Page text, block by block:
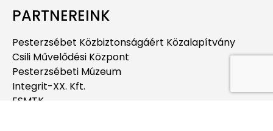
PARTNEREINK
Pesterzsébet Közbiztonságáért Közalapítvány
Csili Művelődési Központ
Pesterzsébeti Múzeum
Integrit-XX. Kft.
ESMTK